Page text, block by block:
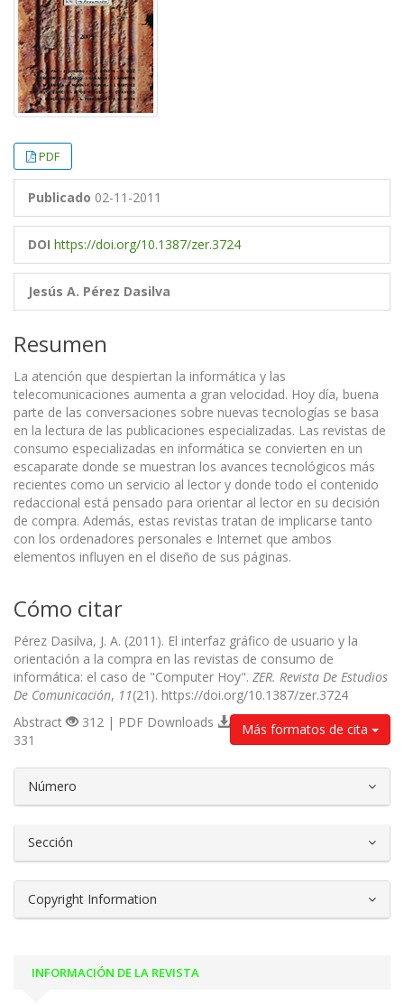
PDF
Publicado 02-11-2011
DOI https://doi.org/10.1387/zer.3724
Jesús A. Pérez Dasilva
Resumen
La atención que despiertan la informática y las
telecomunicaciones aumenta a gran velocidad. Hoy día, buena
parte de las conversaciones sobre nuevas tecnologías se basa
en la lectura de las publicaciones especializadas. Las revistas de
consumo especializadas en informática se convierten en un
escaparate donde se muestran los avances tecnológicos más
recientes como un servicio al lector y donde todo el contenido
redaccional está pensado para orientar al lector en su decisión
de compra. Además, estas revistas tratan de implicarse tanto
con los ordenadores personales e Internet que ambos
elementos influyen en el diseño de sus páginas.
Cómo citar
Pérez Dasilva, J. A. (2011). El interfaz gráfico de usuario y la
orientación a la compra en las revistas de consumo de
informática: el caso de "Computer Hoy". ZER. Revista De Estudios
De Comunicación, 11(21). https://doi.org/10.1387/zer.3724
Más formatos de cita
Abstract
312 | PDF Downloads
331
Número
Sección
Copyright Information
INFORMACIÓN DE LA REVISTA